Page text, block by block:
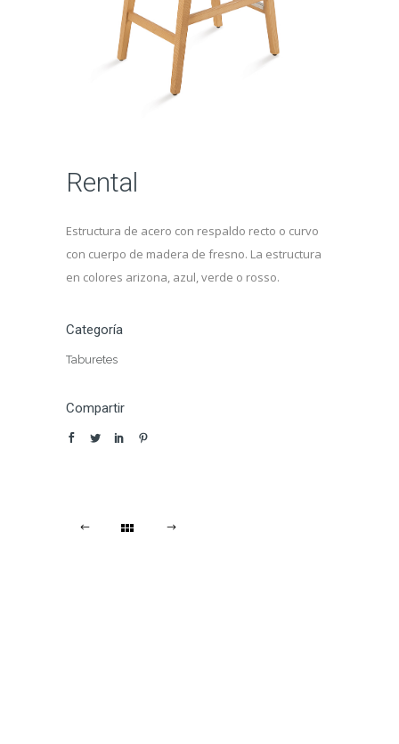
Rental
Estructura de acero con respaldo recto o curvo
con cuerpo de madera de fresno. La estructura
en colores arizona, azul, verde o rosso.
Categoría
Taburetes
Compartir